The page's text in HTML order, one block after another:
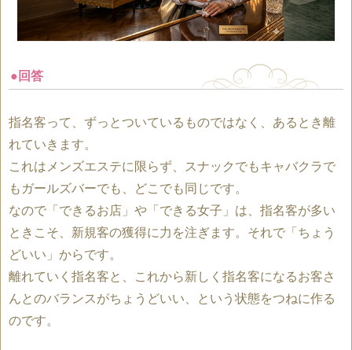
●回答
指名客って、ずっとついているものではなく、あるとき離
れていきます。
これはメンズエステに限らず、スナックでもキャバクラで
もガールズバーでも、どこでも同じです。
なので「できるお店」や「できる女子」は、指名客が多い
ときこそ、新規客の獲得に力を注ぎます。それで「ちょう
どいい」からです。
離れていく指名客と、これから新しく指名客になるお客さ
んとのバランスがちょうどいい、という状態をつねに作る
のです。